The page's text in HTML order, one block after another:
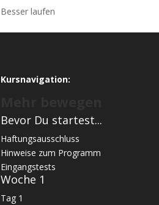
Besser laufen
Kursnavigation:
Bevor Du startest...
Haftungsausschluss
Hinweise zum Programm
Eingangstests
Woche 1
Tag 1